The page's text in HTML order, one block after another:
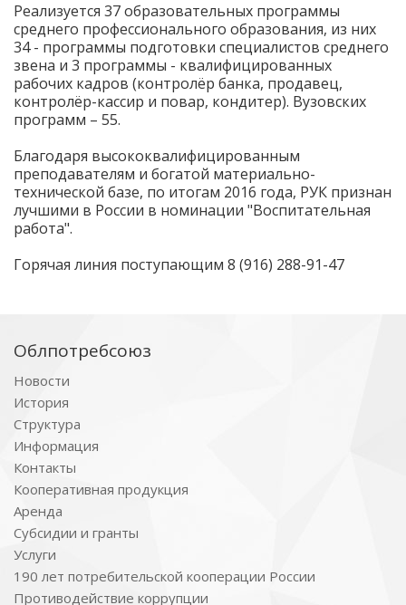
Реализуется 37 образовательных программы
среднего профессионального образования, из них
34 - программы подготовки специалистов среднего
звена и 3 программы - квалифицированных
рабочих кадров (контролёр банка, продавец,
контролёр-кассир и повар, кондитер). Вузовских
программ – 55.
Благодаря высококвалифицированным
преподавателям и богатой материально-
технической базе, по итогам 2016 года, РУК признан
лучшими в России в номинации "Воспитательная
работа".
Горячая линия поступающим 8 (916) 288-91-47
Облпотребсоюз
Новости
История
Структура
Информация
Контакты
Кооперативная продукция
Аренда
Субсидии и гранты
Услуги
190 лет потребительской кооперации России
Противодействие коррупции